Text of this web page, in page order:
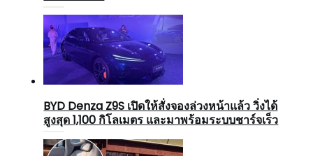
BYD Denza Z9S เปิดให้สั่งจองล่วงหน้าแล้ว วิ่งได้
สูงสุด 1,100 กิโลเมตร และมาพร้อมระบบชาร์จเร็ว